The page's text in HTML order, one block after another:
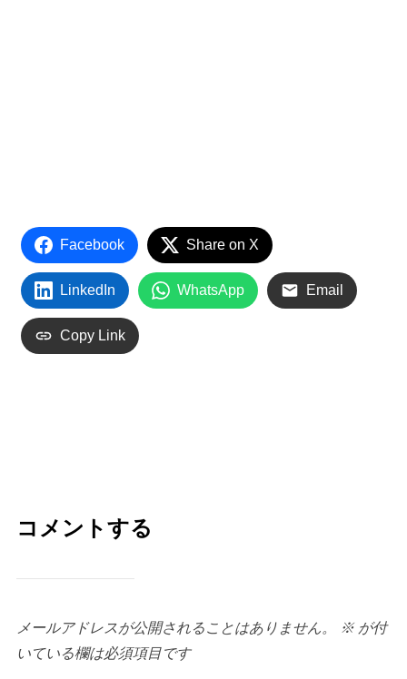
Facebook Share on X
LinkedIn WhatsApp Email
Copy Link
コメントする
メールアドレスが公開されることはありません。 ※が付
いている欄は必須項目です